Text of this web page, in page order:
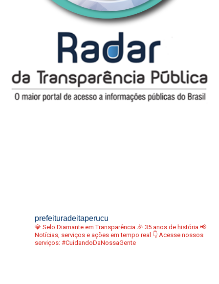
prefeituradeitaperucu
💎 Selo Diamante em Transparência 🎉 35 anos de história 📢
Notícias, serviços e ações em tempo real 👇 Acesse nossos
serviços: #CuidandoDaNossaGente